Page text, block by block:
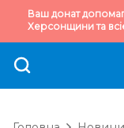
Ваш донат
Херсонщини та